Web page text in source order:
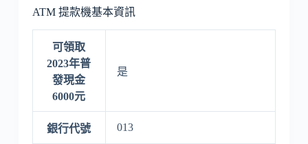
ATM 提款機基本資訊
可領取
2023年普
發現金
6000元
是
銀行代號 013